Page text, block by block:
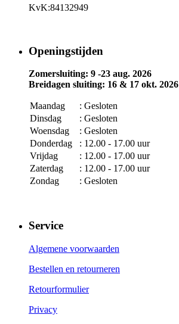
KvK:84132949
Openingstijden
Zomersluiting: 9 -23 aug. 2026
Breidagen sluiting: 16 & 17 okt. 2026
Maandag
: Gesloten
Dinsdag
: Gesloten
Woensdag
: Gesloten
Donderdag
: 12.00 - 17.00 uur
Vrijdag
: 12.00 - 17.00 uur
Zaterdag
: 12.00 - 17.00 uur
Zondag
: Gesloten
Service
Algemene voorwaarden
Bestellen en retourneren
Retourformulier
Privacy